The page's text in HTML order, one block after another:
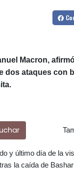
Macron,
dos ataques con
y último día de la
la caída de